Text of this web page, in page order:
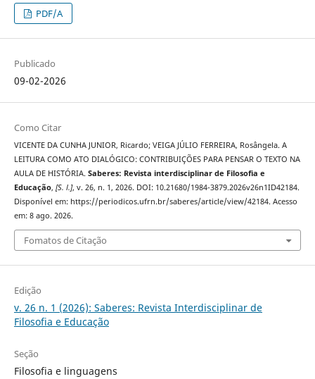
PDF/A
Publicado
09-02-2026
Como Citar
VICENTE DA CUNHA JUNIOR, Ricardo; VEIGA JÚLIO FERREIRA, Rosângela. A
LEITURA COMO ATO DIALÓGICO: CONTRIBUIÇÕES PARA PENSAR O TEXTO NA
AULA DE HISTÓRIA. Saberes: Revista interdisciplinar de Filosofia e
Educação, [S. l.], v. 26, n. 1, 2026. DOI: 10.21680/1984-3879.2026v26n1ID42184.
Disponível em: https://periodicos.ufrn.br/saberes/article/view/42184. Acesso
em: 8 ago. 2026.
Fomatos de Citação
Edição
v. 26 n. 1 (2026): Saberes: Revista Interdisciplinar de
Filosofia e Educação
Seção
Filosofia e linguagens